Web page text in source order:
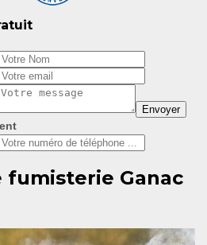
fumisterie Ganac